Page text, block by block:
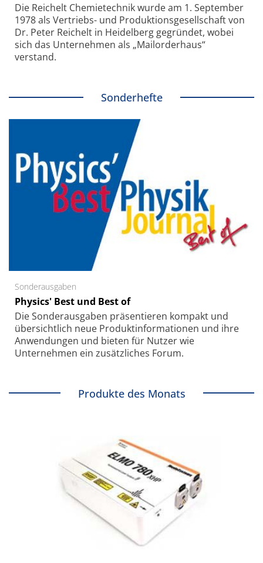
Die Reichelt Chemietechnik wurde am 1. September
1978 als Vertriebs- und Produktionsgesellschaft von
Dr. Peter Reichelt in Heidelberg gegründet, wobei
sich das Unternehmen als „Mailorderhaus“
verstand.
Sonderhefte
Sonderausgaben
Physics' Best und Best of
Die Sonder­ausgaben präsentieren kompakt und
übersichtlich neue Produkt­informationen und ihre
Anwendungen und bieten für Nutzer wie
Unternehmen ein zusätzliches Forum.
Produkte des Monats